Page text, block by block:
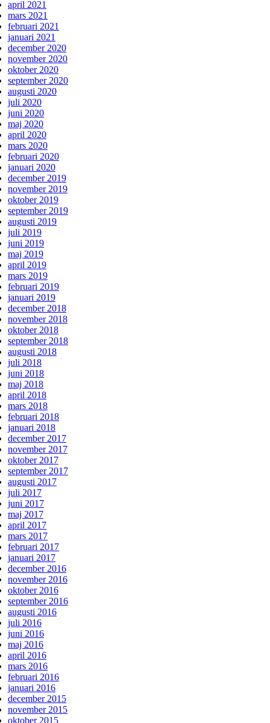
april 2021
mars 2021
februari 2021
januari 2021
december 2020
november 2020
oktober 2020
september 2020
augusti 2020
juli 2020
juni 2020
maj 2020
april 2020
mars 2020
februari 2020
januari 2020
december 2019
november 2019
oktober 2019
september 2019
augusti 2019
juli 2019
juni 2019
maj 2019
april 2019
mars 2019
februari 2019
januari 2019
december 2018
november 2018
oktober 2018
september 2018
augusti 2018
juli 2018
juni 2018
maj 2018
april 2018
mars 2018
februari 2018
januari 2018
december 2017
november 2017
oktober 2017
september 2017
augusti 2017
juli 2017
juni 2017
maj 2017
april 2017
mars 2017
februari 2017
januari 2017
december 2016
november 2016
oktober 2016
september 2016
augusti 2016
juli 2016
juni 2016
maj 2016
april 2016
mars 2016
februari 2016
januari 2016
december 2015
november 2015
oktober 2015